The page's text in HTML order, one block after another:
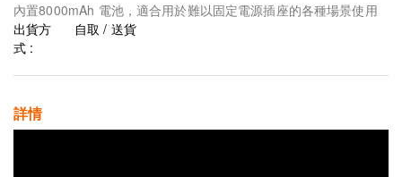
內置8000mAh 電池，適合用於難以固定電源插座的各種場景使用
出貨方
式 :
自取 / 送貨
詳情